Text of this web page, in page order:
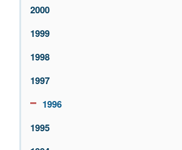
2000
1999
1998
1997
1996
1995